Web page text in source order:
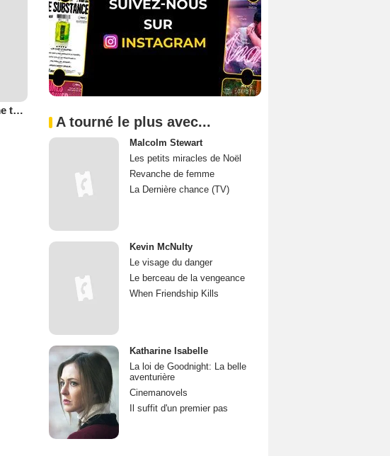
Mon mari veut me tuer!
A tourné le plus avec...
Malcolm Stewart
Les petits miracles de Noël
Revanche de femme
La Dernière chance (TV)
Kevin McNulty
Le visage du danger
Le berceau de la vengeance
When Friendship Kills
Katharine Isabelle
La loi de Goodnight: La belle
aventurière
Cinemanovels
Il suffit d'un premier pas